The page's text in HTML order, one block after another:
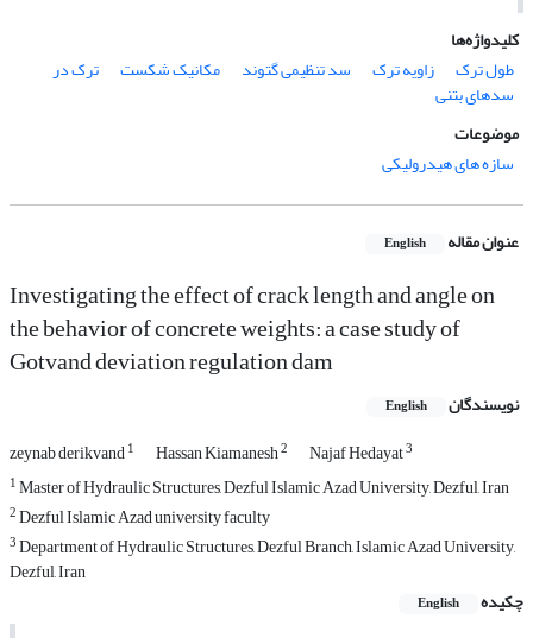
کلیدواژه‌ها
طول ترک
زاویه ترک سد تنظیمی گتوند مکانیک شکست ترک در
سدهای بتنی
موضوعات
سازه های هیدرولیکی
عنوان مقاله English
Investigating the effect of crack length and angle on
the behavior of concrete weights: a case study of
Gotvand deviation regulation dam
نویسندگان English
zeynab derikvand1 Hassan Kiamanesh2 Najaf Hedayat3
1Master of Hydraulic Structures, Dezful Islamic Azad University, Dezful, Iran
2Dezful Islamic Azad university faculty
3Department of Hydraulic Structures, Dezful Branch, Islamic Azad University,
Dezful, Iran
چکیده
English